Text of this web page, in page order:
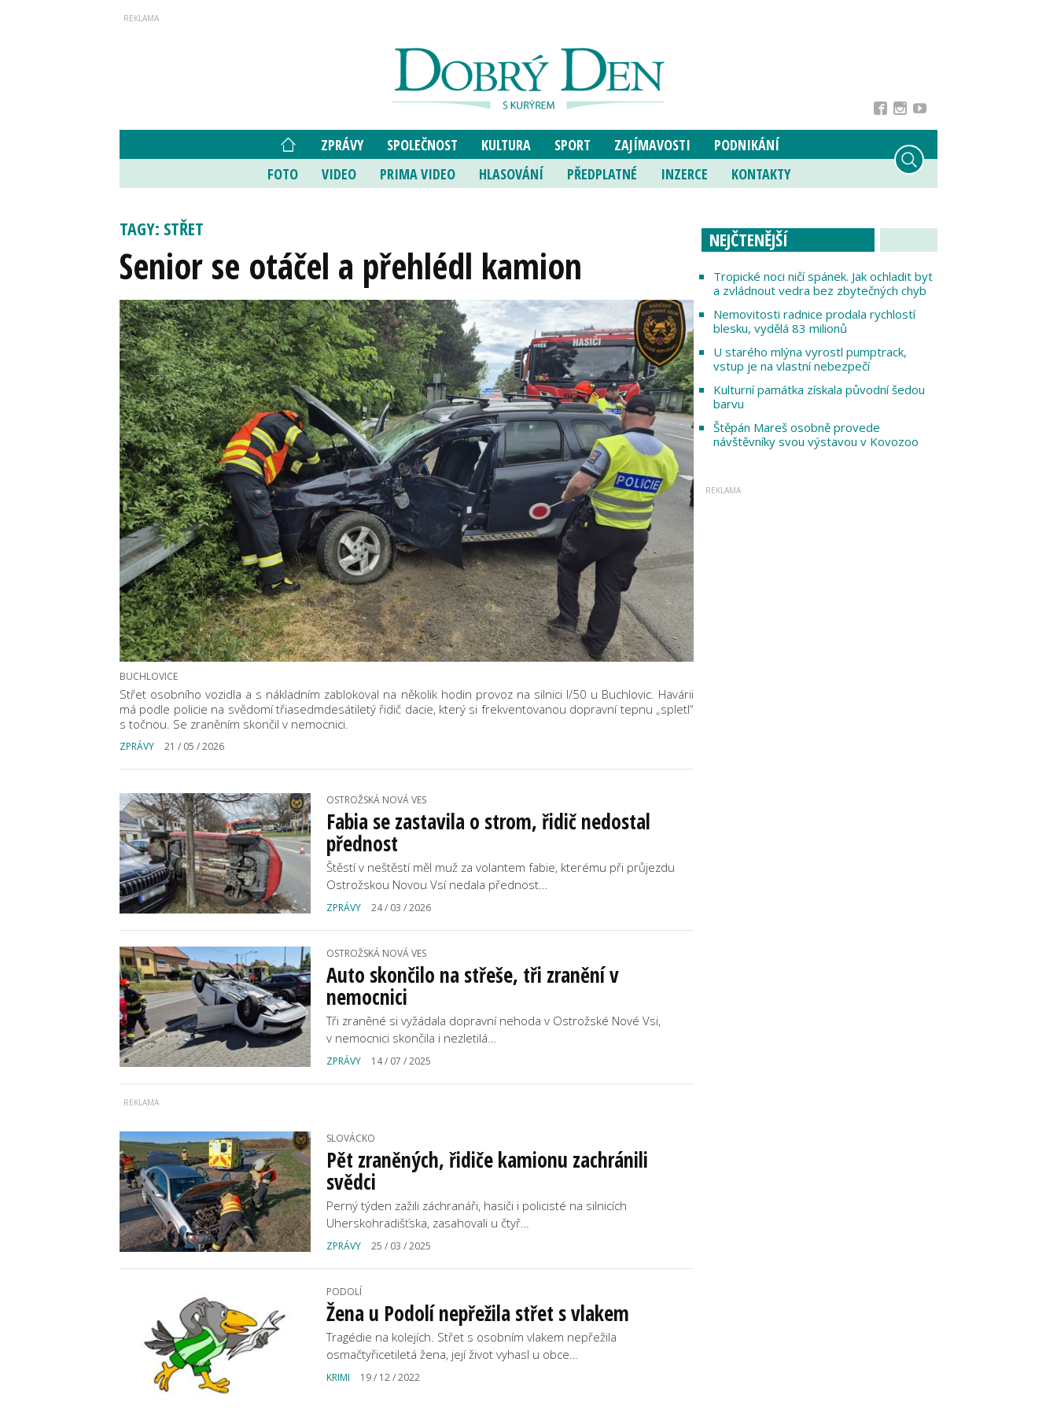
ZPRÁVY SPOLEČNOST KULTURA SPORT ZAJÍMAVOSTI
PODNIKÁNÍ
FOTO
VIDEO PRIMA VIDEO HLASOVÁNÍ PŘEDPLATNÉ INZERCE KONTAKTY
TAGY: STŘET
Senior se otáčel a přehlédl kamion
BUCHLOVICE
Střet osobního vozidla a s nákladním zablokoval na několik hodin provoz na silnici I/50 u Buchlovic. Havárii
má podle policie na svědomí třiasedmdesátiletý řidič dacie, který si frekventovanou dopravní tepnu „spletl“
s točnou. Se zraněním skončil v nemocnici.
ZPRÁVY 21 / 05 / 2026
OSTROŽSKÁ NOVÁ VES
Fabia se zastavila o strom, řidič nedostal
přednost
Štěstí v neštěstí měl muž za volantem fabie, kterému při průjezdu
Ostrožskou Novou Vsí nedala přednost…
ZPRÁVY 24 / 03 / 2026
OSTROŽSKÁ NOVÁ VES
Auto skončilo na střeše, tři zranění v
nemocnici
Tři zraněné si vyžádala dopravní nehoda v Ostrožské Nové Vsi,
v nemocnici skončila i nezletilá…
ZPRÁVY 14 / 07 / 2025
SLOVÁCKO
Pět zraněných, řidiče kamionu zachránili
svědci
Perný týden zažili záchranáři, hasiči i policisté na silnicích
Uherskohradišťska, zasahovali u čtyř…
ZPRÁVY 25 / 03 / 2025
PODOLÍ
Žena u Podolí nepřežila střet s vlakem
Tragédie na kolejích. Střet s osobním vlakem nepřežila
osmačtyřicetiletá žena, její život vyhasl u obce…
KRIMI 19 / 12 / 2022
NEJČTENĚJŠÍ
Tropické noci ničí spánek. Jak ochladit byt
a zvládnout vedra bez zbytečných chyb
Nemovitosti radnice prodala rychlostí
blesku, vydělá 83 milionů
U starého mlýna vyrostl pumptrack,
vstup je na vlastní nebezpečí
Kulturní památka získala původní šedou
barvu
Štěpán Mareš osobně provede
návštěvníky svou výstavou v Kovozoo